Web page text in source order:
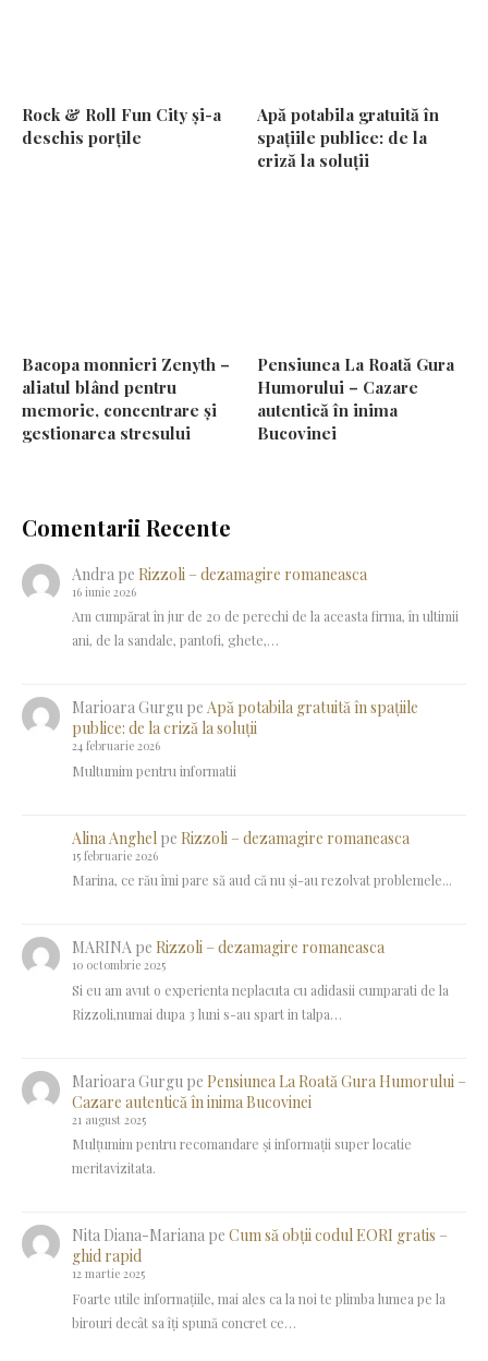
Rock & Roll Fun City și-a
deschis porțile
Apă potabila gratuită în
spațiile publice: de la
criză la soluții
Bacopa monnieri Zenyth –
aliatul blând pentru
memorie, concentrare și
gestionarea stresului
Pensiunea La Roată Gura
Humorului – Cazare
autentică în inima
Bucovinei
Comentarii Recente
Andra pe Rizzoli – dezamagire romaneasca
16 iunie 2026
Am cumpărat în jur de 20 de perechi de la aceasta firma, în ultimii
ani, de la sandale, pantofi, ghete,…
Marioara Gurgupe Apă potabila gratuită în spațiile
publice: de la criză la soluții
24 februarie 2026
Multumim pentru informatii
Alina Anghel pe Rizzoli – dezamagire romaneasca
15 februarie 2026
Marina, ce rău îmi pare să aud că nu și-au rezolvat problemele...
MARINApe Rizzoli – dezamagire romaneasca
10 octombrie 2025
Si eu am avut o experienta neplacuta cu adidasii cumparati de la
Rizzoli,numai dupa 3 luni s-au spart in talpa…
Marioara Gurgu pe Pensiunea La Roată Gura Humorului –
Cazare autentică în inima Bucovinei
21 august 2025
Mulțumim pentru recomandare și informații super locatie
meritavizitata.
Nita Diana-Marianape Cum să obții codul EORI gratis –
ghid rapid
12 martie 2025
Foarte utile informațiile, mai ales ca la noi te plimba lumea pe la
birouri decât sa îți spună concret ce…